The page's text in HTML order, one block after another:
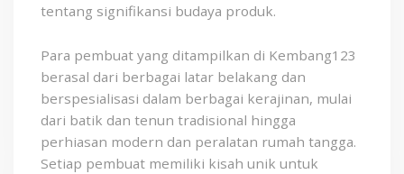
tentang signifikansi budaya produk.
Para pembuat yang ditampilkan di Kembang123
berasal dari berbagai latar belakang dan
berspesialisasi dalam berbagai kerajinan, mulai
dari batik dan tenun tradisional hingga
perhiasan modern dan peralatan rumah tangga.
Setiap pembuat memiliki kisah unik untuk